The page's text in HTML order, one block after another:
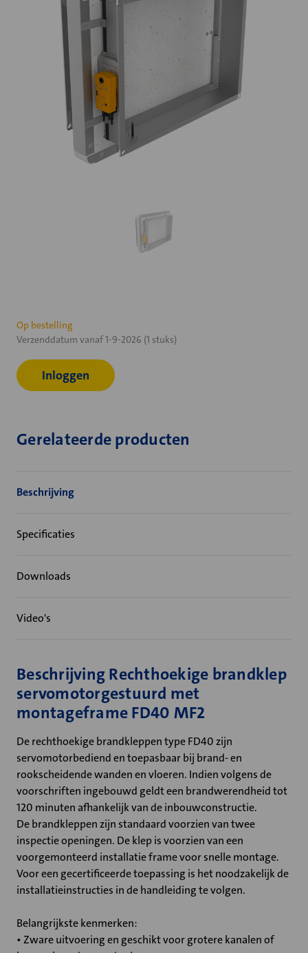
Huidige
voorraad:
Op bestelling
Verzenddatum vanaf 1-9-2026 (1 stuks)
Inloggen
Gerelateerde producten
Beschrijving
Specificaties
Downloads
Video's
Beschrijving Rechthoekige brandklep
servomotorgestuurd met
montageframe FD40 MF2
De rechthoekige brandkleppen type FD40 zijn
servomotorbediend en toepasbaar bij brand- en
rookscheidende wanden en vloeren. Indien volgens de
voorschriften ingebouwd geldt een brandwerendheid tot
120 minuten afhankelijk van de inbouwconstructie.
De brandkleppen zijn standaard voorzien van twee
inspectie openingen. De klep is voorzien van een
voorgemonteerd installatie frame voor snelle montage.
Voor een gecertificeerde toepassing is het noodzakelijk de
installatieinstructies in de handleiding te volgen.
Belangrijkste kenmerken:
• Zware uitvoering en geschikt voor grotere kanalen of